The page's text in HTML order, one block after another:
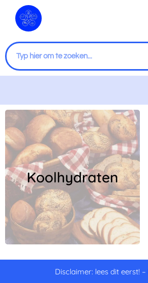
naar
inhoud
Zoeken
Disclaimer: lees dit eerst! –